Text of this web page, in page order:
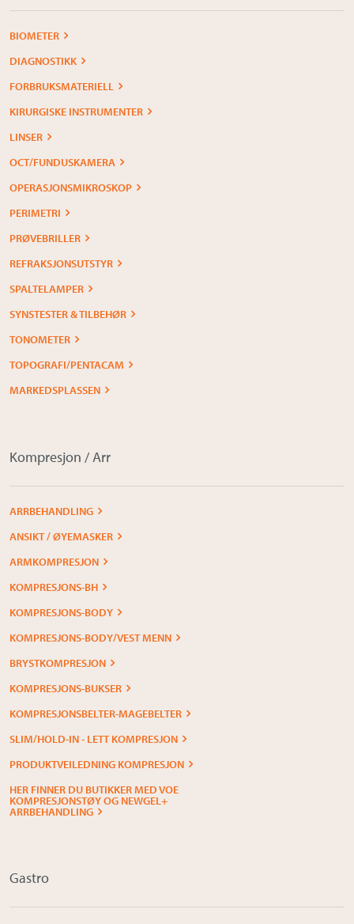
BIOMETER
DIAGNOSTIKK
FORBRUKSMATERIELL
KIRURGISKE INSTRUMENTER
LINSER
OCT/FUNDUSKAMERA
OPERASJONSMIKROSKOP
PERIMETRI
PRØVEBRILLER
REFRAKSJONSUTSTYR
SPALTELAMPER
SYNSTESTER & TILBEHØR
TONOMETER
TOPOGRAFI/PENTACAM
MARKEDSPLASSEN
Kompresjon / Arr
ARRBEHANDLING
ANSIKT / ØYEMASKER
ARMKOMPRESJON
KOMPRESJONS-BH
KOMPRESJONS-BODY
KOMPRESJONS-BODY/VEST MENN
BRYSTKOMPRESJON
KOMPRESJONS-BUKSER
KOMPRESJONSBELTER-MAGEBELTER
SLIM/HOLD-IN - LETT KOMPRESJON
PRODUKTVEILEDNING KOMPRESJON
HER FINNER DU BUTIKKER MED VOE
KOMPRESJONSTØY OG NEWGEL+
ARRBEHANDLING
Gastro